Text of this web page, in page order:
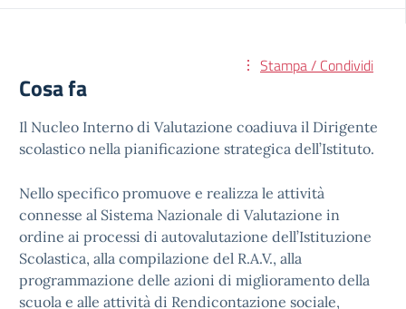
Stampa / Condividi
Cosa fa
Il Nucleo Interno di Valutazione coadiuva il Dirigente
scolastico nella pianificazione strategica dell’Istituto.
Nello specifico promuove e realizza le attività
connesse al Sistema Nazionale di Valutazione in
ordine ai processi di autovalutazione dell’Istituzione
Scolastica, alla compilazione del R.A.V., alla
programmazione delle azioni di miglioramento della
scuola e alle attività di Rendicontazione sociale,